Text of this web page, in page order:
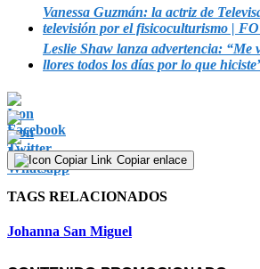
Vanessa Guzmán: la actriz de
televisión por el fisicoculturismo |
Leslie Shaw lanza advertencia: “Me
llores todos los días por lo que
Copiar enlace
TAGS RELACIONADOS
Johanna San Miguel